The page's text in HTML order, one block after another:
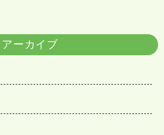
アーカイブ